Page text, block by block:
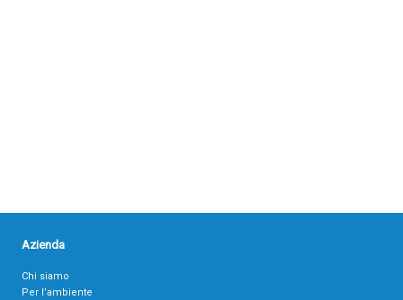
Azienda
Chi siamo
Per l’ambiente